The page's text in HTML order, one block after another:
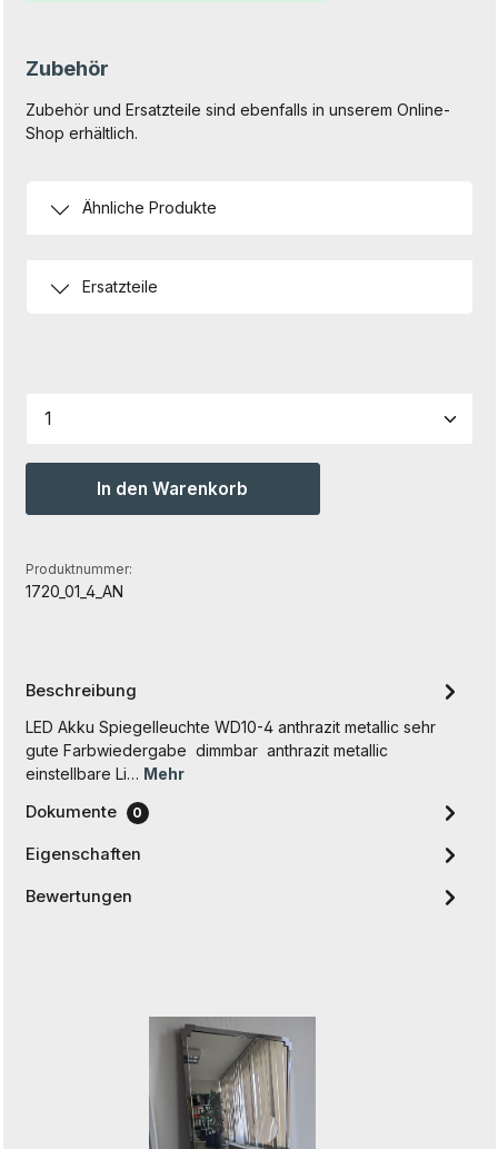
Zubehör
Zubehör und Ersatzteile sind ebenfalls in unserem Online-
Shop erhältlich.
Ähnliche Produkte
Ersatzteile
Produkt Anzahl: Gib den gewünschten Wert ein
In den Warenkorb
Produktnummer:
1720_01_4_AN
Beschreibung
LED Akku Spiegelleuchte WD10-4 anthrazit metallic sehr
gute Farbwiedergabe dimmbar anthrazit metallic
einstellbare Li… Mehr
Dokumente 0
Eigenschaften
Bewertungen
Produktgalerie überspringen